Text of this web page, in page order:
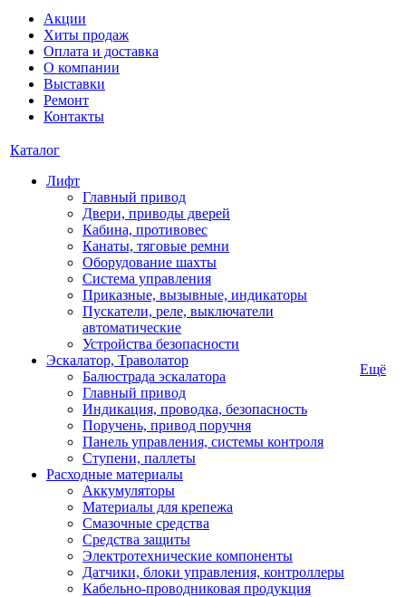
Акции
Хиты продаж
Оплата и доставка
О компании
Выставки
Ремонт
Контакты
Каталог
Лифт
Главный привод
Двери, приводы дверей
Кабина, противовес
Канаты, тяговые ремни
Оборудование шахты
Система управления
Приказные, вызывные, индикаторы
Пускатели, реле, выключатели
автоматические
Устройства безопасности
Эскалатор, Траволатор
Балюстрада эскалатора
Главный привод
Индикация, проводка, безопасность
Поручень, привод поручня
Панель управления, системы контроля
Ступени, паллеты
Расходные материалы
Аккумуляторы
Материалы для крепежа
Смазочные средства
Средства защиты
Электротехнические компоненты
Датчики, блоки управления, контроллеры
Кабельно-проводниковая продукция
Ещё